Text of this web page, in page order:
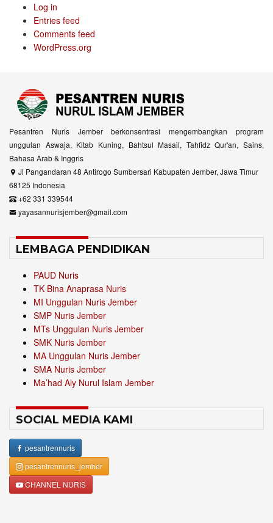
Log in
Entries feed
Comments feed
WordPress.org
Pesantren Nuris Jember berkonsentrasi mengembangkan program
unggulan Aswaja, Kitab Kuning, Bahtsul Masail, Tahfidz Qur'an, Sains,
Bahasa Arab & Inggris
Jl Pangandaran 48 Antirogo Sumbersari Kabupaten Jember, Jawa Timur
68125 Indonesia
+62 331 339544
yayasannurisjember@gmail.com
LEMBAGA PENDIDIKAN
PAUD Nuris
TK Bina Anaprasa Nuris
MI Unggulan Nuris Jember
SMP Nuris Jember
MTs Unggulan Nuris Jember
SMK Nuris Jember
MA Unggulan Nuris Jember
SMA Nuris Jember
Ma’had Aly Nurul Islam Jember
SOCIAL MEDIA KAMI
pesantrennuris
pesantrennuris_jember
CHANNEL NURIS